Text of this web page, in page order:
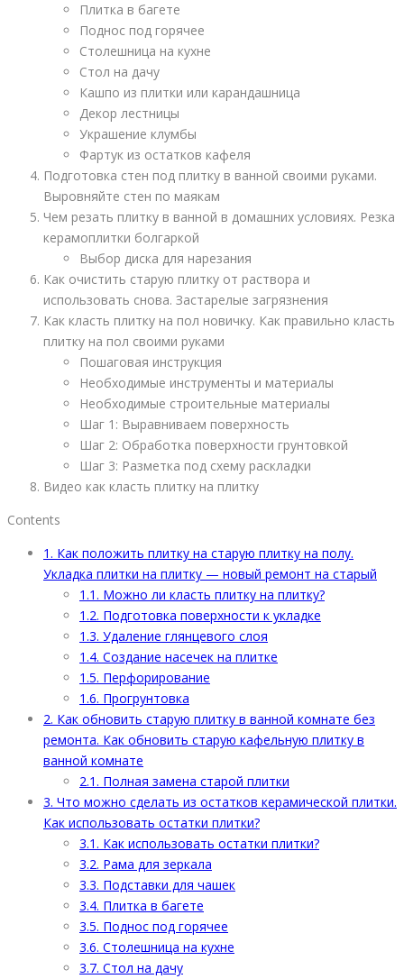
Плитка в багете
Поднос под горячее
Столешница на кухне
Стол на дачу
Кашпо из плитки или карандашница
Декор лестницы
Украшение клумбы
Фартук из остатков кафеля
Подготовка стен под плитку в ванной своими руками.
Выровняйте стен по маякам
Чем резать плитку в ванной в домашних условиях. Резка
керамоплитки болгаркой
Выбор диска для нарезания
Как очистить старую плитку от раствора и
использовать снова. Застарелые загрязнения
Как класть плитку на пол новичку. Как правильно класть
плитку на пол своими руками
Пошаговая инструкция
Необходимые инструменты и материалы
Необходимые строительные материалы
Шаг 1: Выравниваем поверхность
Шаг 2: Обработка поверхности грунтовкой
Шаг 3: Разметка под схему раскладки
Видео как класть плитку на плитку
Contents
1. Как положить плитку на старую плитку на полу.
Укладка плитки на плитку — новый ремонт на старый
1.1. Можно ли класть плитку на плитку?
1.2. Подготовка поверхности к укладке
1.3. Удаление глянцевого слоя
1.4. Создание насечек на плитке
1.5. Перфорирование
1.6. Прогрунтовка
2. Как обновить старую плитку в ванной комнате без
ремонта. Как обновить старую кафельную плитку в
ванной комнате
2.1. Полная замена старой плитки
3. Что можно сделать из остатков керамической плитки.
Как использовать остатки плитки?
3.1. Как использовать остатки плитки?
3.2. Рама для зеркала
3.3. Подставки для чашек
3.4. Плитка в багете
3.5. Поднос под горячее
3.6. Столешница на кухне
3.7. Стол на дачу